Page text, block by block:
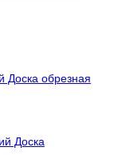
Доска